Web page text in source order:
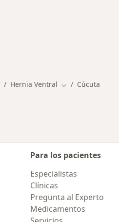
Hernia Ventral Cambiar de ciudad
Cúcuta
Para los pacientes
Especialistas
Clínicas
Pregunta al Experto
Medicamentos